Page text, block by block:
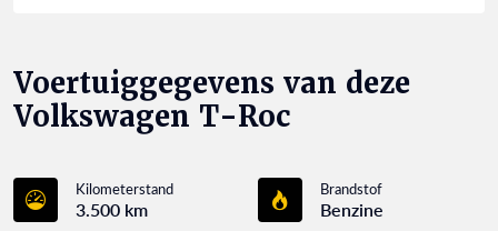
Voertuiggegevens van deze
Volkswagen T-Roc
Kilometerstand
3.500 km
Brandstof
Benzine